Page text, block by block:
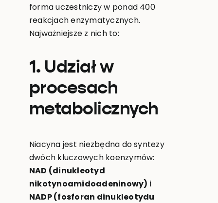
forma uczestniczy w ponad 400
reakcjach enzymatycznych.
Najważniejsze z nich to:
1. Udział w
procesach
metabolicznych
Niacyna jest niezbędna do syntezy
dwóch kluczowych koenzymów:
NAD (dinukleotyd
nikotynoamidoadeninowy) i
NADP (fosforan dinukleotydu